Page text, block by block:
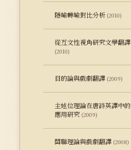
隱喻轉喻對比分析 (2010)
從互文性視角研究文學翻譯
(2010)
目的論與戲劇翻譯 (2009)
主述位理論在唐詩英譯中的
應用研究 (2009)
關聯理論與戲劇翻譯 (2008)